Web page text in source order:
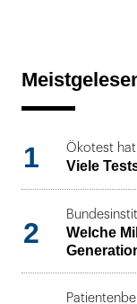
1 Ökotest
Viele
2
Welche